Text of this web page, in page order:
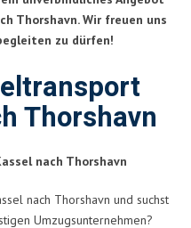
Thorshavn. Wir freuen uns
zu dürfen!
Thorshavn
nach Thorshavn
nach Thorshavn und suchst
Umzugsunternehmen?